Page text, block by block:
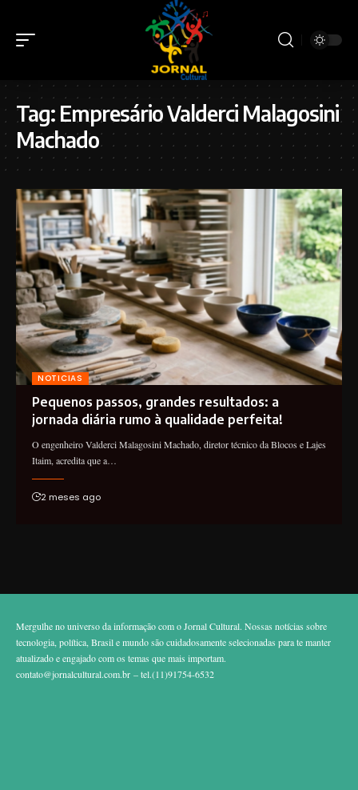
Tag: Empresário Valderci Malagosini
Machado
NOTICIAS
Pequenos passos, grandes resultados: a
jornada diária rumo à qualidade perfeita!
O engenheiro Valderci Malagosini Machado, diretor técnico da Blocos e Lajes
Itaim, acredita que a…
2 meses ago
Mergulhe no universo da informação com o Jornal Cultural. Nossas notícias sobre
tecnologia, política, Brasil e mundo são cuidadosamente selecionadas para te manter
atualizado e engajado com os temas que mais importam.
contato@jornalcultural.com.br – tel.(11)91754-6532